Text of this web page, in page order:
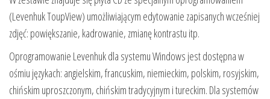
(Levenhuk ToupView) umożliwiającym edytowanie zapisanych wcześniej
zdjęć: powiększanie, kadrowanie, zmianę kontrastu itp.
Oprogramowanie Levenhuk dla systemu Windows jest dostępna w
ośmiu językach: angielskim, francuskim, niemieckim, polskim, rosyjskim,
chińskim uproszczonym, chińskim tradycyjnym i tureckim. Dla systemów